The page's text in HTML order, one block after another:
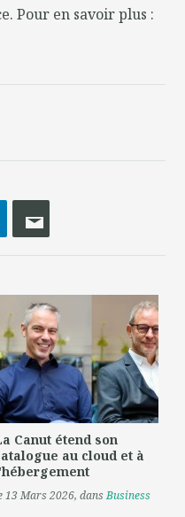
Pour en savoir plus :
Canut étend son
au cloud et à
13 Mars 2026, dansBusiness